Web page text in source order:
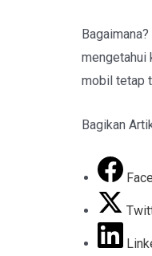
mengetahui
mobil tetap
Bagikan